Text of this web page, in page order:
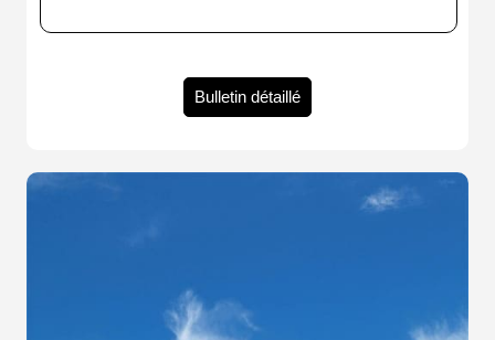
Bulletin détaillé